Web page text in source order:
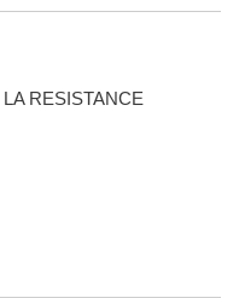
RESISTANCE